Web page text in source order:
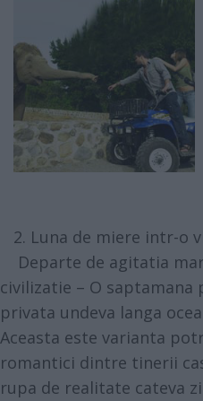
2. Luna de miere intr-o
Departe de agitatia
civilizatie – O
privata undeva langa
Aceasta este varianta
romantici dintre tinerii
rupa de realitate cateva